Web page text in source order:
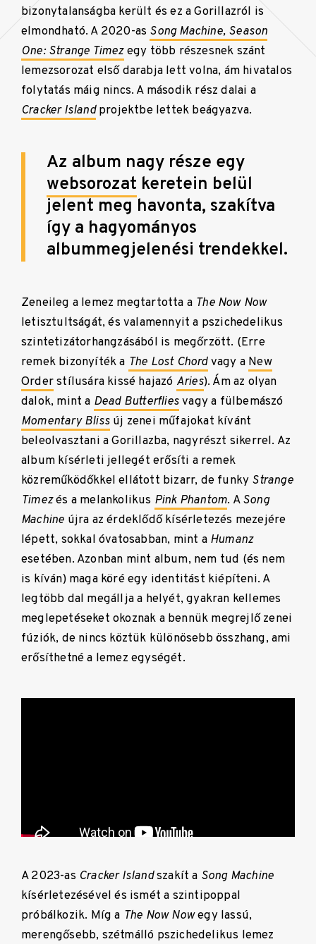
bizonytalanságba került és ez a Gorillazról is
elmondható. A 2020-as Song Machine, Season
One: Strange Timezegy több részesnek szánt
lemezsorozat első darabja lett volna, ám hivatalos
folytatás máig nincs. A második rész dalai a
Cracker Islandprojektbe lettek beágyazva.
Az album nagy része egy
websorozat keretein belül
jelent meg havonta, szakítva
így a hagyományos
albummegjelenési trendekkel.
Zeneileg a lemez megtartotta a The Now Now
letisztultságát, és valamennyit a pszichedelikus
szintetizátorhangzásából is megőrzött. (Erre
remek bizonyíték a The Lost Chordvagy a New
Orderstílusára kissé hajazó Aries). Ám az olyan
dalok, mint a Dead Butterfliesvagy a fülbemászó
Momentary Bliss új zenei műfajokat kívánt
beleolvasztani a Gorillazba, nagyrészt sikerrel. Az
album kísérleti jellegét erősíti a remek
közreműködőkkel ellátott bizarr, de funky Strange
Timezés a melankolikus Pink Phantom. ASong
Machine újra az érdeklődő kísérletezés mezejére
lépett, sokkal óvatosabban, mint a Humanz
esetében. Azonban mint album, nem tud (és nem
is kíván) maga köré egy identitást kiépíteni. A
legtöbb dal megállja a helyét, gyakran kellemes
meglepetéseket okoznak a bennük megrejlő zenei
fúziók, de nincs köztük különösebb összhang, ami
erősíthetné a lemez egységét.
A 2023-as Cracker Islandszakít a Song Machine
kísérletezésével és ismét a szintipoppal
próbálkozik. Míg a The Now Nowegy lassú,
merengősebb, szétmálló pszichedelikus lemez